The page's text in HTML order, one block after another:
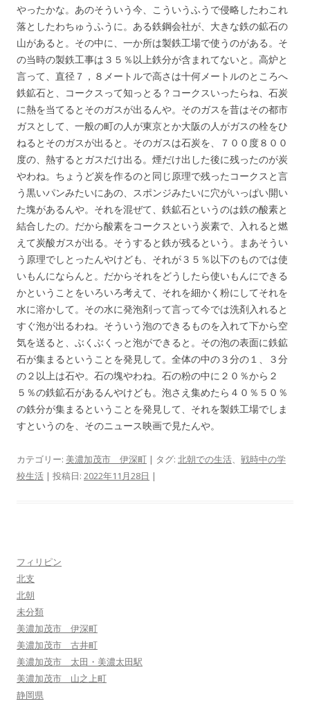
やったかな。あのそういう今、こういうふうで侵略したわこれ
落としたわちゅうふうに。ある鉄鋼会社が、大きな鉄の鉱石の
山があると。その中に、一か所は製鉄工場で使うのがある。そ
の当時の製鉄工事は３５％以上鉄分が含まれてないと。高炉と
言って、直径７，８メートルで高さは十何メートルのところへ
鉄鉱石と、コークスって知っとる？コークスいったらね、石炭
に熱を当てるとそのガスが出るんや。そのガスを昔はその都市
ガスとして、一般の町の人が東京とか大阪の人がガスの栓をひ
ねるとそのガスが出ると。そのガスは石炭を、７００度８００
度の、熱するとガスだけ出る。煙だけ出した後に残ったのが炭
やわね。ちょうど炭を作るのと同じ原理で残ったコークスと言
う黒いパンみたいにあの、スポンジみたいに穴がいっぱい開い
た塊があるんや。それを混ぜて、鉄鉱石というのは鉄の酸素と
結合したの。だから酸素をコークスという炭素で、入れると燃
えて炭酸ガスが出る。そうすると鉄が残るという。まあそうい
う原理でしとったんやけども、それが３５％以下のものでは使
いもんにならんと。だからそれをどうしたら使いもんにできる
かということをいろいろ考えて、それを細かく粉にしてそれを
水に溶かして。その水に発泡剤って言って今では洗剤入れると
すぐ泡が出るわね。そういう泡のできるものを入れて下から空
気を送ると、ぶくぶくっと泡ができると。その泡の表面に鉄鉱
石が集まるということを発見して。全体の中の３分の１、３分
の２以上は石や。石の塊やわね。石の粉の中に２０％から２
５％の鉄鉱石があるんやけども。泡さえ集めたら４０％５０％
の鉄分が集まるということを発見して、それを製鉄工場でしま
すというのを、そのニュース映画で見たんや。
カテゴリー: 美濃加茂市 伊深町 | タグ: 北朝での生活、 戦時中の学
校生活 | 投稿日: 2022年11月28日 |
フィリピン
北支
北朝
未分類
美濃加茂市 伊深町
美濃加茂市 古井町
美濃加茂市 太田・美濃太田駅
美濃加茂市 山之上町
静岡県